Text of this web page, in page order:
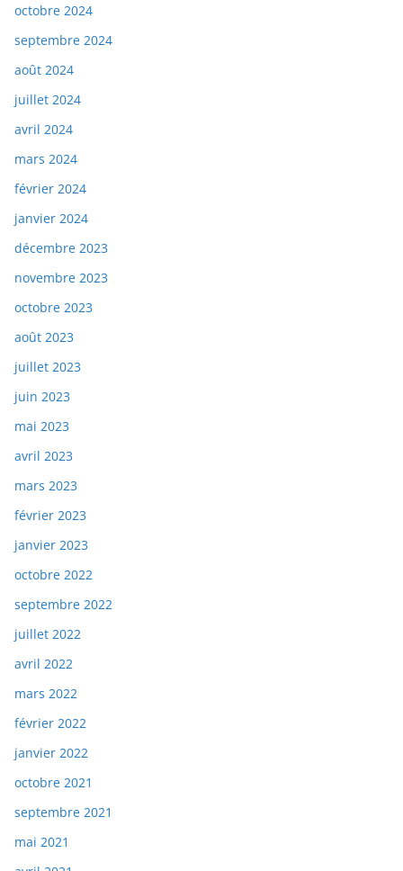
octobre 2024
septembre 2024
août 2024
juillet 2024
avril 2024
mars 2024
février 2024
janvier 2024
décembre 2023
novembre 2023
octobre 2023
août 2023
juillet 2023
juin 2023
mai 2023
avril 2023
mars 2023
février 2023
janvier 2023
octobre 2022
septembre 2022
juillet 2022
avril 2022
mars 2022
février 2022
janvier 2022
octobre 2021
septembre 2021
mai 2021